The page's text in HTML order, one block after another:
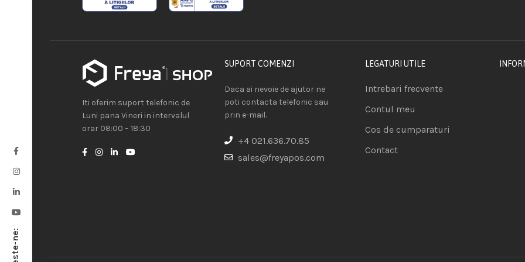
Iti oferim suport telefonic de
Luni pana Vineri in intervalul
orar 08:00 – 18:30
SUPORT COMENZI
Daca ai nevoie de ajutor ne
poti contacta telefonic sau
prin e-mail.
+4 021.636.70.85
sales@freyapos.com
LEGATURI UTILE
Intrebari frecvente
Contul meu
Cos de cumparaturi
Contact